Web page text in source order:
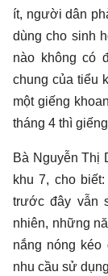
ít, người dân
dùng cho sinh
nào không có
chung của tiểu
một giếng
tháng 4 thì
Bà Nguyễn Thị
khu 7, cho
trước đây vẫn
nhiên, những
nắng nóng
nhu cầu sử